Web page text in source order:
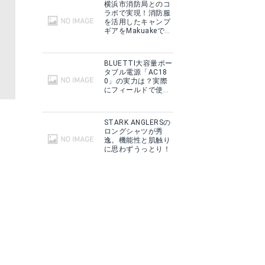
PINOWORKS「Hirune カトラリーセット」
横浜市消防局とのコ
ラボで実現！消防服
を活用したキャンプ
ギアをMakuakeで予
BLUETTI大容量ポー
タブル電源「AC18
0」の実力は？実際
にフィールドで使用
STARK ANGLERSの
ロングシャツが秀
逸。機能性と肌触り
に思わずうっとり！